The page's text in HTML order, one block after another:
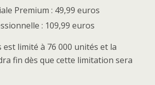
Premium : 49,99 euros
: 109,99 euros
est limité à 76 000 unités et la
fin dès que cette limitation sera